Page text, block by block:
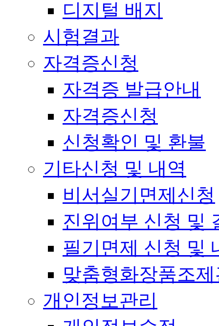
디지털 배지
시험결과
자격증신청
자격증 발급안내
자격증신청
신청확인 및 환불
기타신청 및 내역
비서실기면제신청
진위여부 신청 및
필기면제 신청 및
맞춤형화장품조
개인정보관리